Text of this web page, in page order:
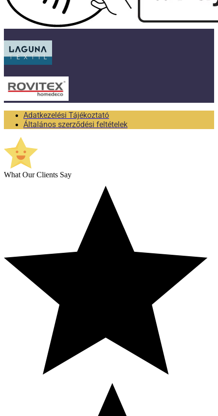
Adatkezelési Tájékoztató
Általános szerződési feltételek
What Our Clients Say